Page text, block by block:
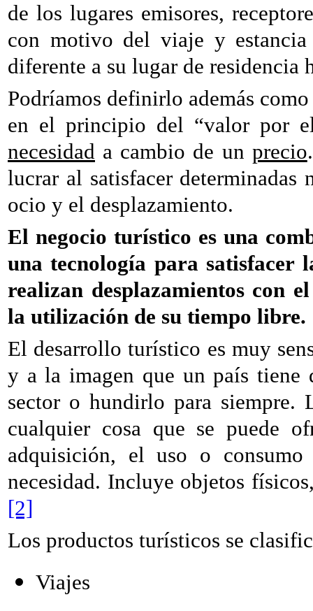
de los lugares emisores,
con motivo del viaje y
diferente a su lugar de residencia
Podríamos definirlo además
en el principio del “valor por
necesidad a cambio de un precio
lucrar al satisfacer determinadas
ocio y el desplazamiento.
El negocio turístico es una
una tecnología para satisfacer
realizan desplazamientos con
la utilización de su tiempo libre.
El desarrollo turístico es muy
y a la imagen que un país tiene
sector o hundirlo para siempre.
cualquier cosa que se puede
adquisición, el uso o
necesidad. Incluye objetos
[2]
Los productos turísticos se
Viajes